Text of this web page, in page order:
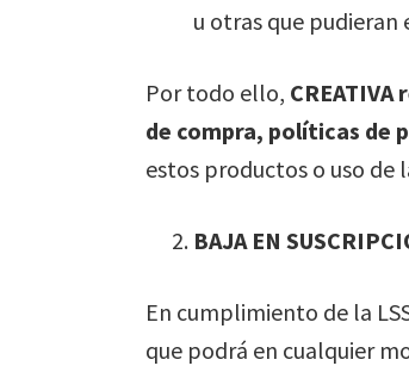
u otras que pudieran
Por todo ello,
de compra, políticas de
estos productos o uso de
BAJA EN
En cumplimiento de la
que podrá en cualquier